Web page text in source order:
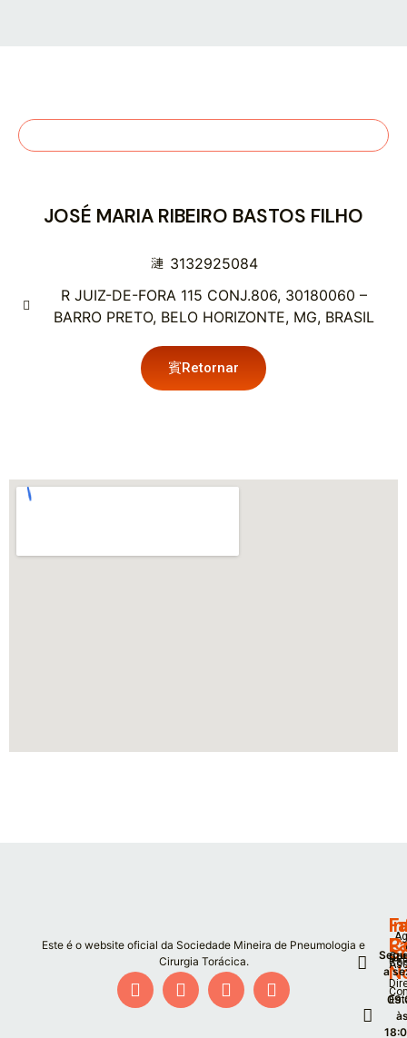
JOSÉ MARIA RIBEIRO BASTOS FILHO
3132925084
R JUIZ-DE-FORA 115 CONJ.806, 30180060 –
BARRO PRETO, BELO HORIZONTE, MG, BRASIL
Retornar
Este é o website oficial da Sociedade Mineira de Pneumologia e
Cirurgia Torácica.
a